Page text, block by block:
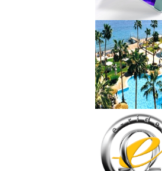
אינפרא
499
₪
מידע נוסף
מברשות למאפרים + נרתיק
מעור
720
₪
לד מאירה
30
₪